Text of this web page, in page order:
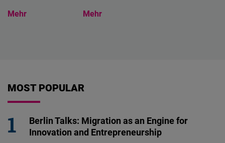
Mehr
Mehr
MOST POPULAR
Berlin Talks: Migration as an Engine for
Innovation and Entrepreneurship